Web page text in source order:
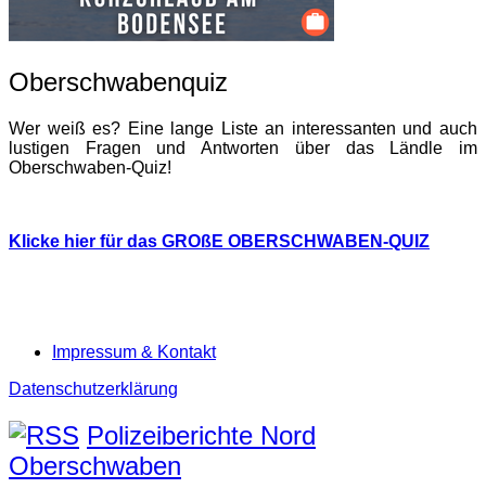
Oberschwabenquiz
Wer weiß es? Eine lange Liste an interessanten und auch
lustigen Fragen und Antworten über das Ländle im
Oberschwaben-Quiz!
Klicke hier für das GROßE OBERSCHWABEN-QUIZ
Impressum & Kontakt
Datenschutzerklärung
Polizeiberichte Nord
Oberschwaben